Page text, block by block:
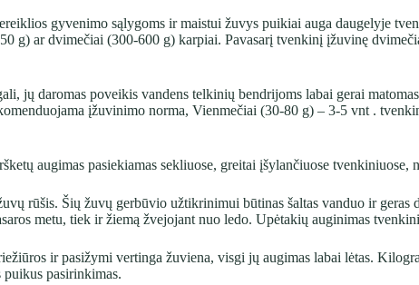
gyvenimo sąlygoms ir maistui žuvys puikiai auga daugelyje
g) ar dvimečiai (300-600 g) karpiai. Pavasarį tvenkinį įžuvinę
jų daromas poveikis vandens telkinių bendrijoms labai gerai
įžuvinimo norma, Vienmečiai (30-80 g) – 3-5 vnt .
augimas pasiekiamas sekliuose, greitai įšylančiuose tvenkiniuose,
rūšis. Šių žuvų gerbūvio užtikrinimui būtinas šaltas vanduo ir geras
metu, tiek ir žiemą žvejojant nuo ledo. Upėtakių auginimas
ir pasižymi vertinga žuviena, visgi jų augimas labai lėtas.
pasirinkimas.